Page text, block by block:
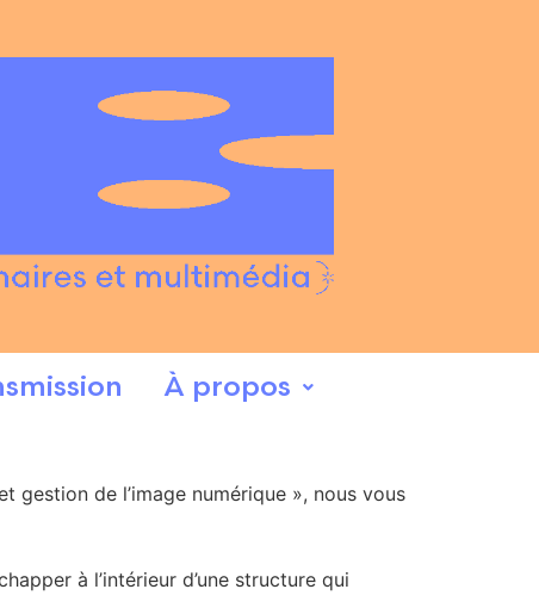
À propos
de l’image numérique », nous vous
à l’intérieur d’une structure qui